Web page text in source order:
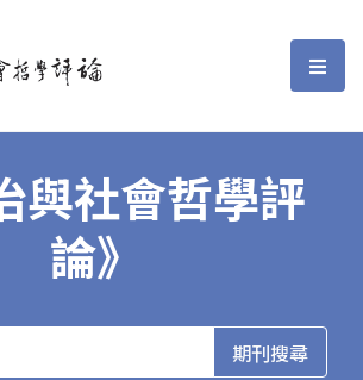
哲學評論 選
與社會哲學評
論》